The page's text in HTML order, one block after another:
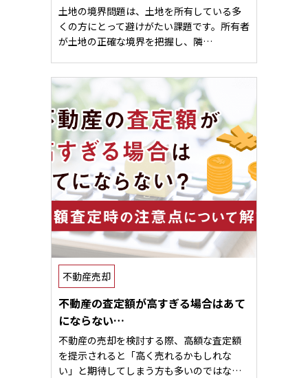
土地の境界問題は、土地を所有している多
くの方にとって避けがたい課題です。所有者
が土地の正確な境界を把握し、隣…
不動産売却
不動産の査定額が高すぎる場合はあて
にならない…
不動産の売却を検討する際、高額な査定額
を提示されると「高く売れるかもしれな
い」と期待してしまう方も多いのではな…